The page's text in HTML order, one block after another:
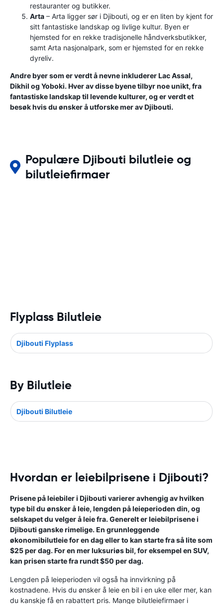
restauranter og butikker.
Arta – Arta ligger sør i Djibouti, og er en liten by kjent for
sitt fantastiske landskap og livlige kultur. Byen er
hjemsted for en rekke tradisjonelle håndverksbutikker,
samt Arta nasjonalpark, som er hjemsted for en rekke
dyreliv.
Andre byer som er verdt å nevne inkluderer Lac Assal,
Dikhil og Yoboki. Hver av disse byene tilbyr noe unikt, fra
fantastiske landskap til levende kulturer, og er verdt et
besøk hvis du ønsker å utforske mer av Djibouti.
Populære Djibouti bilutleie og
bilutleiefirmaer
Flyplass Bilutleie
Djibouti Flyplass
By Bilutleie
Djibouti Bilutleie
Hvordan er leiebilprisene i Djibouti?
Prisene på leiebiler i Djibouti varierer avhengig av hvilken
type bil du ønsker å leie, lengden på leieperioden din, og
selskapet du velger å leie fra. Generelt er leiebilprisene i
Djibouti ganske rimelige. En grunnleggende
økonomibilutleie for en dag eller to kan starte fra så lite som
$25 per dag. For en mer luksuriøs bil, for eksempel en SUV,
kan prisen starte fra rundt $50 per dag.
Lengden på leieperioden vil også ha innvirkning på
kostnadene. Hvis du ønsker å leie en bil i en uke eller mer, kan
du kanskje få en rabattert pris. Mange bilutleiefirmaer i